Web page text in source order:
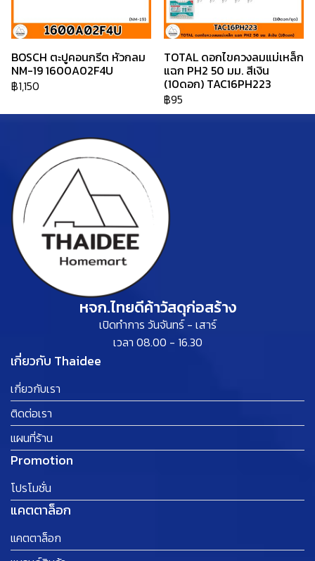
BOSCH ตะปูคอนกรีต หัวกลม
NM-19 1600A02F4U
฿1,150
TOTAL ดอกไขควงลมแม่เหล็ก
แฉก PH2 50 มม. สีเงิน
(10ดอก) TAC16PH223
฿95
หจก.ไทยดีค้าวัสดุก่อสร้าง
เปิดทำการ วันจันทร์ - เสาร์
เวลา 08.00 - 16.30
เกี่ยวกับ Thaidee
เกี่ยวกับเรา
ติดต่อเรา
แผนที่ร้าน
Promotion
โปรโมชั่น
แคตตาล็อก
แคตตาล็อก